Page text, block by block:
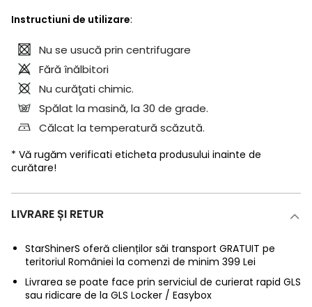
Instructiuni de utilizare:
Nu se usucă prin centrifugare
Fără înălbitori
Nu curăţati chimic.
Spălat la masină, la 30 de grade.
Călcat la temperatură scăzută.
* Vă rugăm verificati eticheta produsului inainte de
curătare!
LIVRARE ȘI RETUR
StarShinerS oferă clienților săi transport GRATUIT pe
teritoriul României la comenzi de minim 399 Lei
Livrarea se poate face prin serviciul de curierat rapid GLS
sau ridicare de la GLS Locker / Easybox